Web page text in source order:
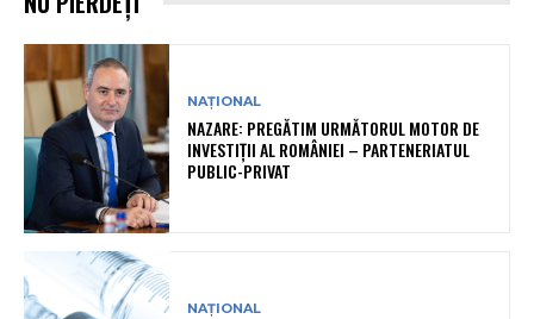
NAȚIONAL
NAZARE: PREGĂTIM URMĂTORUL MOTOR DE
INVESTIȚII AL ROMÂNIEI – PARTENERIATUL
PUBLIC-PRIVAT
NAȚIONAL